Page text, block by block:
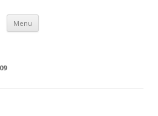
Menu Skip
content